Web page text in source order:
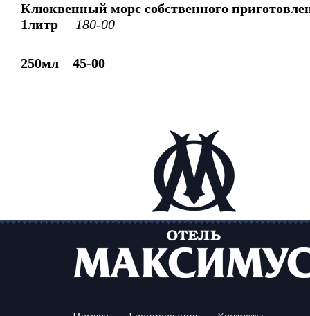
Клюквенный морс собственного
1литр 180-00
250мл 45-00